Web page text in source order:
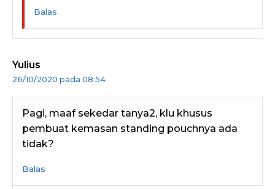
Balas
Yulius
26/10/2020 pada 08:54
Pagi, maaf sekedar tanya2, klu khusus
pembuat kemasan standing pouchnya ada
tidak?
Balas